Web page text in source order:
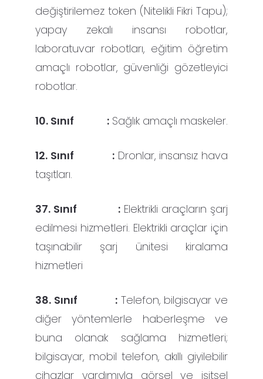
değiştirilemez token (Nitelikli Fikri Tapu);
yapay zekalı insansı robotlar,
laboratuvar robotları, eğitim öğretim
amaçlı robotlar, güvenliği gözetleyici
robotlar.
10. Sınıf : Sağlık amaçlı maskeler.
12. Sınıf : Dronlar, insansız hava
taşıtları.
37. Sınıf : Elektrikli araçların şarj
edilmesi hizmetleri. Elektrikli araçlar için
taşınabilir şarj ünitesi kiralama
hizmetleri
38. Sınıf : Telefon, bilgisayar ve
diğer yöntemlerle haberleşme ve
buna olanak sağlama hizmetleri;
bilgisayar, mobil telefon, akıllı giyilebilir
cihazlar yardımıyla görsel ve işitsel